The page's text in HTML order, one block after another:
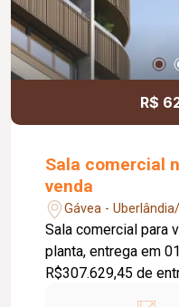
R$
Sala comercial
venda
Gávea -
Sala comercial para venda
planta, entrega em 01/2027
R$307.629,45 de